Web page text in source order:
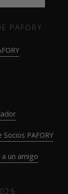
PAFORY
PAFORY
a un amigo